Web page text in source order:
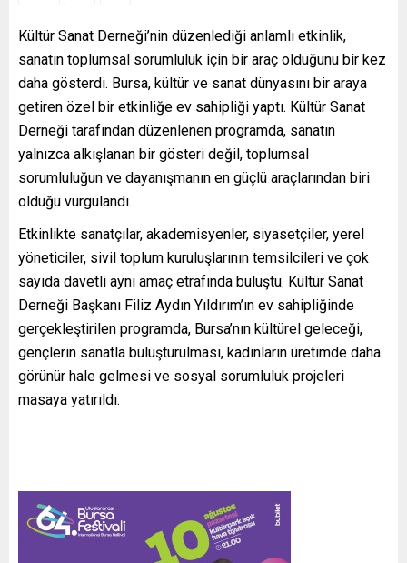
Kültür Sanat Derneği’nin düzenlediği anlamlı etkinlik,
sanatın toplumsal sorumluluk için bir araç olduğunu bir kez
daha gösterdi. Bursa, kültür ve sanat dünyasını bir araya
getiren özel bir etkinliğe ev sahipliği yaptı. Kültür Sanat
Derneği tarafından düzenlenen programda, sanatın
yalnızca alkışlanan bir gösteri değil, toplumsal
sorumluluğun ve dayanışmanın en güçlü araçlarından biri
olduğu vurgulandı.
Etkinlikte sanatçılar, akademisyenler, siyasetçiler, yerel
yöneticiler, sivil toplum kuruluşlarının temsilcileri ve çok
sayıda davetli aynı amaç etrafında buluştu. Kültür Sanat
Derneği Başkanı Filiz Aydın Yıldırım’ın ev sahipliğinde
gerçekleştirilen programda, Bursa’nın kültürel geleceği,
gençlerin sanatla buluşturulması, kadınların üretimde daha
görünür hale gelmesi ve sosyal sorumluluk projeleri
masaya yatırıldı.